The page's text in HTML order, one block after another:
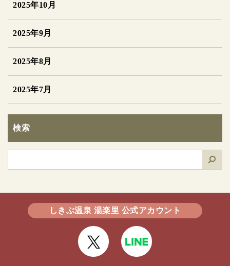
2025年10月
2025年9月
2025年8月
2025年7月
検索
しきぶ温泉 湯楽里 公式アカウント